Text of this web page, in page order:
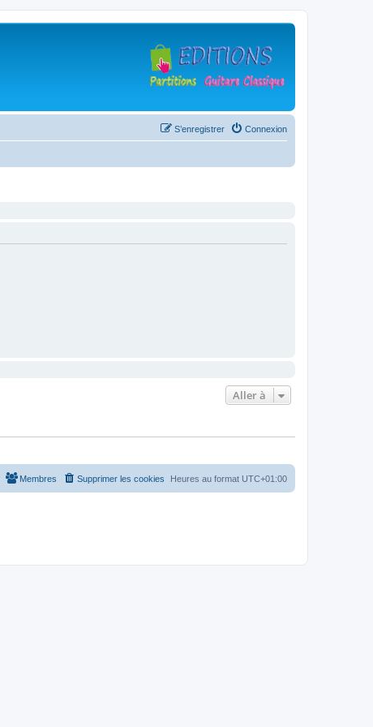
Connexion
S’enregistrer
Aller à
Heures au format UTC+01:00
Supprimer les cookies
Membres